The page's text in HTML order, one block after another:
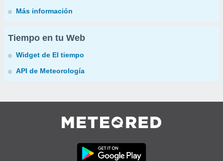
Más información
Tiempo en tu Web
Widget de El tiempo
API de Meteorología